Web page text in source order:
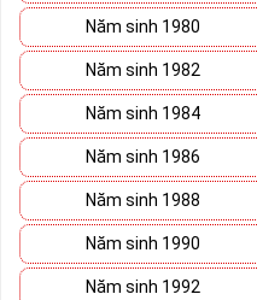
Năm sinh 1980
Năm sinh 1982
Năm sinh 1984
Năm sinh 1986
Năm sinh 1988
Năm sinh 1990
Năm sinh 1992